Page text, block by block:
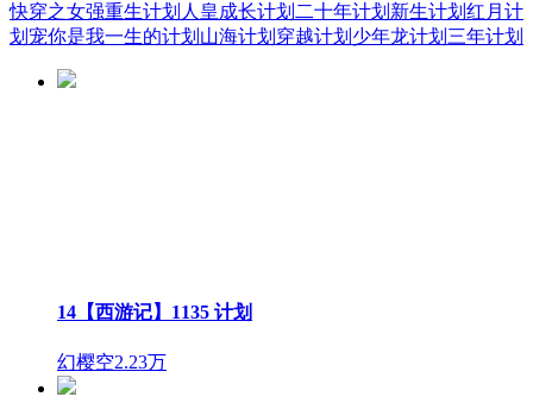
快穿之女强重生计划 人皇成长计划 二十年计划 新生计划 红月计
划 宠你是我一生的计划 山海计划 穿越计划 少年龙计划 三年计划
14【西游记】1135 计划
幻樱空2.23万